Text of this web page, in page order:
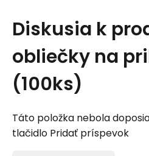
Diskusia k
obliečky na
(100ks)
Táto položka nebola
tlačidlo Pridať príspevok